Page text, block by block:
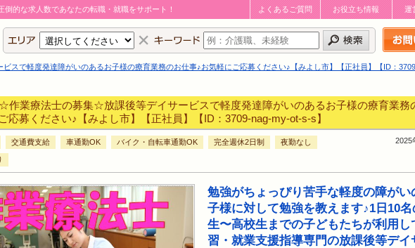
的な求人数であなたの転職・就職をサポート！ 運
お役立ち情報
よくあるご質問
で軽度発達障がいのあるお子様の療育業務のお仕事♪お気軽にご応募ください♪【みよし市】【正社員】【ID：
業療法士の募集☆放課後等デイサービスで軽度発達障がいのあるお子様の療育業務
応募ください♪【みよし市】【正社員】【ID：3709-nag-my-ot-s-s】
交通費支給 車通勤OK バイク・自転車通勤OK 完全週休2日制 夜勤なし 2025
勉強がちょっぴり苦手な軽度の障がい
子様に対して勉強を教えます♪1日10
生〜高校生までの子どもたちが利用し
習・就業支援指導専門の放課後等デイ